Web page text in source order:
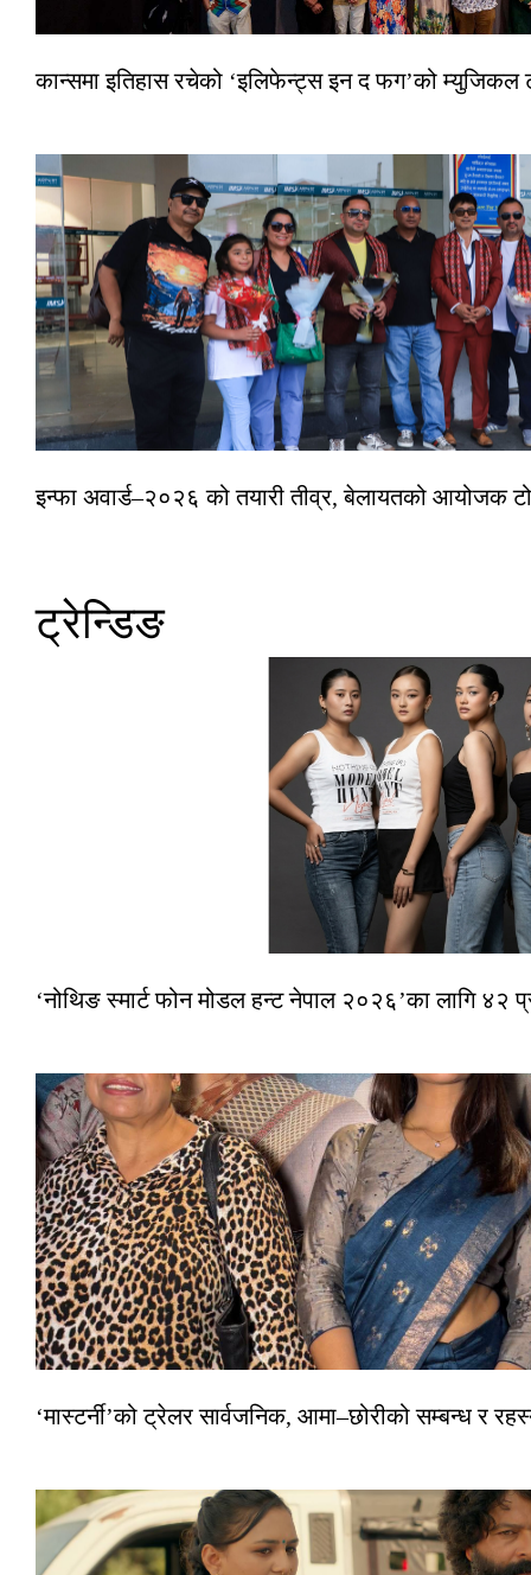
कान्समा इतिहास रचेको ‘इलिफेन्ट्स इन द फग’को म्युजिकल
इन्फा अवार्ड–२०२६ को तयारी तीव्र, बेलायतको आयोजक
ट्रेन्डिङ
‘नोथिङ स्मार्ट फोन मोडल हन्ट नेपाल २०२६’का लागि ४२
‘मास्टर्नी’को ट्रेलर सार्वजनिक, आमा–छोरीको सम्बन्ध र